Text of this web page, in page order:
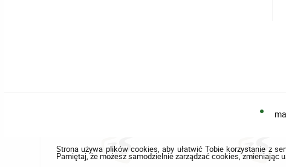
Strona używa plików cookies, aby ułatwić Tobie korzystanie z
Pamiętaj, że możesz samodzielnie zarządzać cookies, zmieniając